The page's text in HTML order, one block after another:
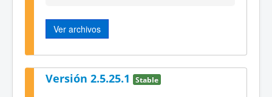
Ver archivos
Versión 2.5.25.1 Stable